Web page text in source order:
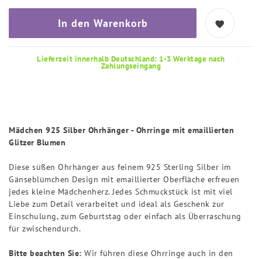
In den Warenkorb
Lieferzeit innerhalb Deutschland: 1-3 Werktage nach
Zahlungseingang
Mädchen 925 Silber Ohrhänger - Ohrringe mit emaillierten
Glitzer Blumen
Diese süßen Ohrhänger aus feinem 925 Sterling Silber im
Gänseblümchen Design mit emaillierter Oberfläche erfreuen
jedes kleine Mädchenherz. Jedes Schmuckstück ist mit viel
Liebe zum Detail verarbeitet und ideal als Geschenk zur
Einschulung, zum Geburtstag oder einfach als Überraschung
für zwischendurch.
Bitte beachten Sie: Wir führen diese Ohrringe auch in den